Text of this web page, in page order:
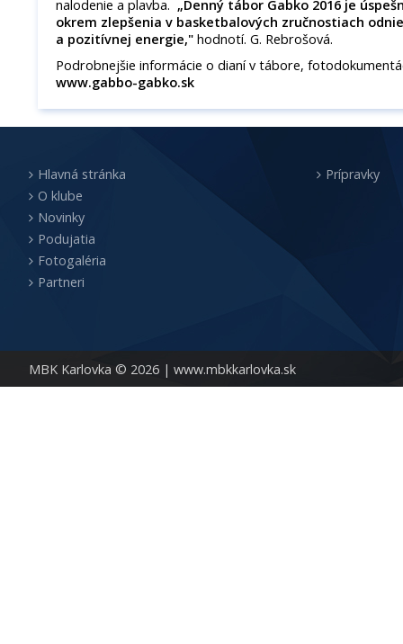
nalodenie a plavba. „Denný tábor Gabko 2016 je
okrem zlepšenia v basketbalových zručnostiach
a pozitívnej energie," hodnotí. G. Rebrošová.
Podrobnejšie informácie o dianí v tábore,
www.gabbo-gabko.sk
MBK Karlovka © 2026 | www.mbkkarlovka.sk
Hlavná stránka
O klube
Novinky
Podujatia
Fotogaléria
Partneri
Prípravky